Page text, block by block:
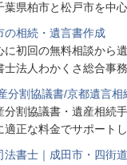
県柏市と松戸市を中
の相続・遺言書作成
に初回の無料相談から
法人わかくさ総合事務
分割協議書/京都遺言相
分割協議書・遺産相続
正な料金でサポートし
法書士｜成田市・四街